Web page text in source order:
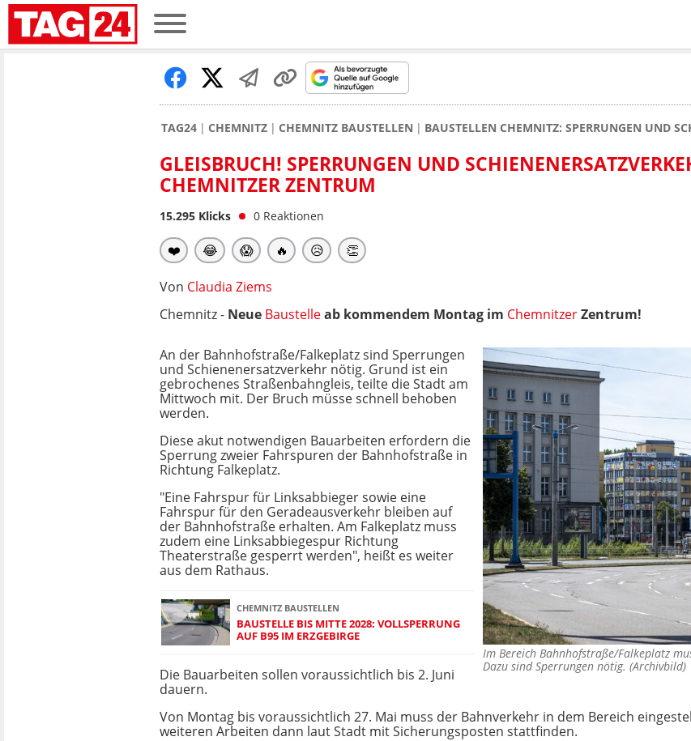
TAG24 CHEMNITZ CHEMNITZ BAUSTELLEN BAUSTELLEN CHEMNITZ: SPERRUNGEN UND
GLEISBRUCH! SPERRUNGEN UND
CHEMNITZER ZENTRUM
15.295 Klicks 0 Reaktionen
❤️ 😂 😱 🔥 😥 👏
Von Claudia Ziems
Chemnitz - Neue Baustelleab kommendem Montag im ChemnitzerZentrum!
Im Bereich Bahnhofstraße/Falkeplatz
Dazu sind Sperrungen nötig.
An der Bahnhofstraße/Falkeplatz sind Sperrungen
und Schienenersatzverkehr nötig. Grund ist ein
gebrochenes Straßenbahngleis, teilte die Stadt am
Mittwoch mit. Der Bruch müsse schnell behoben
werden.
Diese akut notwendigen Bauarbeiten erfordern die
Sperrung zweier Fahrspuren der Bahnhofstraße in
Richtung Falkeplatz.
"Eine Fahrspur für Linksabbieger sowie eine
Fahrspur für den Geradeausverkehr bleiben auf
der Bahnhofstraße erhalten. Am Falkeplatz muss
zudem eine Linksabbiegespur Richtung
Theaterstraße gesperrt werden", heißt es weiter
aus dem Rathaus.
CHEMNITZ BAUSTELLEN
BAUSTELLE BIS MITTE 2028: VOLLSPERRUNG
AUF B95 IM ERZGEBIRGE
Die Bauarbeiten sollen voraussichtlich bis 2. Juni
dauern.
Von Montag bis voraussichtlich 27. Mai muss der Bahnverkehr in dem Bereich
weiteren Arbeiten dann laut Stadt mit Sicherungsposten stattfinden.